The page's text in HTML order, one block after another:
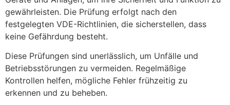
gewährleisten. Die Prüfung erfolgt nach den
festgelegten VDE-Richtlinien, die sicherstellen, dass
keine Gefährdung besteht.
Diese Prüfungen sind unerlässlich, um Unfälle und
Betriebsstörungen zu vermeiden. Regelmäßige
Kontrollen helfen, mögliche Fehler frühzeitig zu
erkennen und zu beheben.